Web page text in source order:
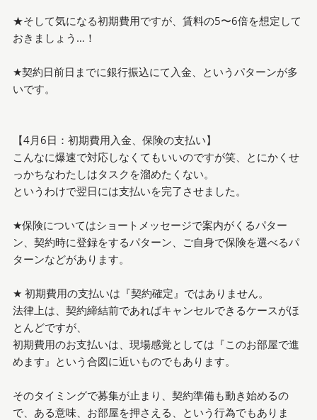
★そして気になる初期費用ですが、賃料の5〜6倍を想定して
おきましょう…！
★契約日前日までに銀行振込にて入金、というパターンが多
いです。
【4月6日：初期費用入金、保険の支払い】
こんなに爆速で対応しなくてもいいのですが笑、とにかくせ
っかちなわたしはタスクを溜めたくない。
というわけで翌日には支払いを完了させました。
★保険についてはショートメッセージで案内がくるパター
ン、契約時に登録をするパターン、ご自身で保険を選べるパ
ターンなどがあります。
★ 初期費用の支払いは『契約確定』ではありません。
法律上は、契約締結前であればキャンセルできるケースがほ
とんどですが、
初期費用のお支払いは、現場感覚としては『このお部屋で進
めます』という合図に近いものでもあります。
そのタイミングで募集が止まり、契約準備も動き始めるの
で、ある意味、お部屋を押さえる、という行為でもありま